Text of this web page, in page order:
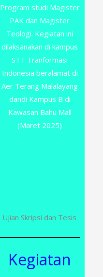
Program studi Magister
PAK dan Magister
Teologi. Kegiatan ini
dilaksanakan di kampus
STT Tranformasi
Indonesia beralamat di
Aer Terang Malalayang
dandi Kampus B di
Kawasan Bahu Mall
(Maret 2025)
Ujian Skripsi dan Tesis
Kegiatan